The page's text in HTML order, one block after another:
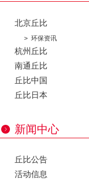
北京丘比
> 环保资讯
杭州丘比
南通丘比
丘比中国
丘比日本
新闻中心
丘比公告
活动信息